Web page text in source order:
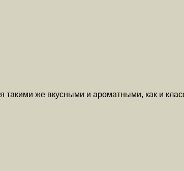
такими же вкусными и ароматными, как и